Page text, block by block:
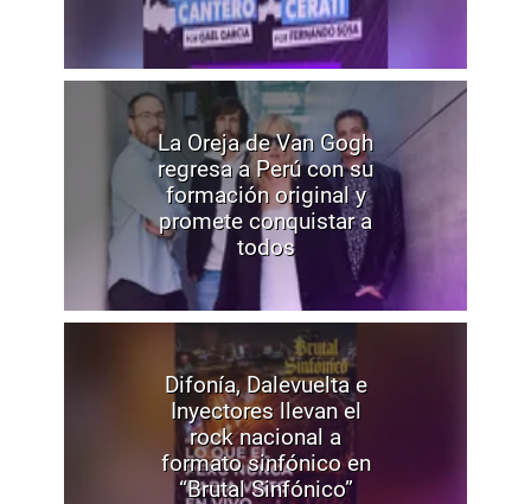
La Oreja de Van Gogh
regresa a Perú con su
formación original y
promete conquistar a
todos
Difonía, Dalevuelta e
Inyectores llevan el
rock nacional a
formato sinfónico en
“Brutal Sinfónico”